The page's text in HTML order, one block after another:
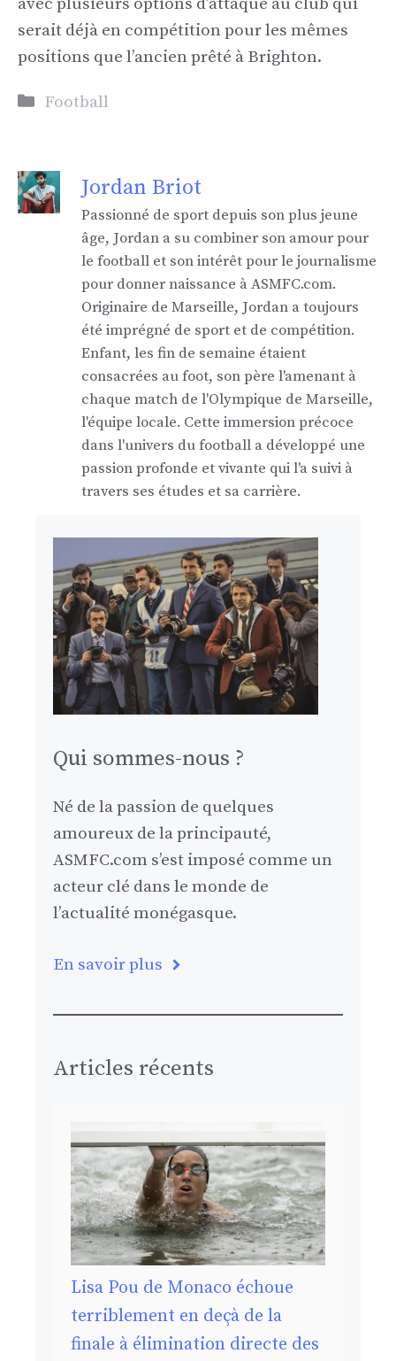
serait déjà en compétition pour les mêmes
positions que l’ancien prêté à Brighton.
Catégories
Football
Jordan Briot
Passionné de sport depuis son plus jeune
âge, Jordan a su combiner son amour pour
le football et son intérêt pour le journalisme
pour donner naissance à ASMFC.com.
Originaire de Marseille, Jordan a toujours
été imprégné de sport et de compétition.
Enfant, les fin de semaine étaient
consacrées au foot, son père l'amenant à
chaque match de l'Olympique de Marseille,
l'équipe locale. Cette immersion précoce
dans l'univers du football a développé une
passion profonde et vivante qui l'a suivi à
travers ses études et sa carrière.
Qui sommes-nous ?
Né de la passion de quelques
amoureux de la principauté,
ASMFC.com s’est imposé comme un
acteur clé dans le monde de
l’actualité monégasque.
En savoir plus
Articles récents
Lisa Pou de Monaco échoue
terriblement en deçà de la
finale à élimination directe des